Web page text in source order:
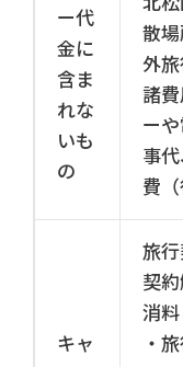
ー代
金に
含ま
れな
いも
の
散
外
諸
ー
事
費（
キャ
旅
契
消
・